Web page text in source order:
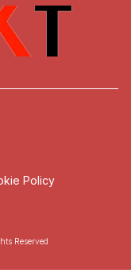
Policy
Reserved